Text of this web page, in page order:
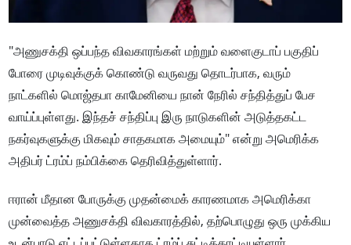
"அணுசக்தி ஒப்பந்த விவகாரங்கள் மற்றும் வளைகுடாப் பகுதிப்
போரை முடிவுக்குக் கொண்டு வருவது தொடர்பாக, வரும்
நாட்களில் மொஜ்தபா காமேனியை நான் நேரில் சந்தித்துப் பேச
வாய்ப்புள்ளது. இந்தச் சந்திப்பு இரு நாடுகளின் அடுத்தகட்ட
நகர்வுகளுக்கு மிகவும் சாதகமாக அமையும்" என்று அமெரிக்க
அதிபர் ட்ரம்ப் நம்பிக்கை தெரிவித்துள்ளார்.
ஈரான் மீதான போருக்கு முதன்மைக் காரணமாக அமெரிக்கா
முன்வைத்த அணுசக்தி விவகாரத்தில், தற்பொழுது ஒரு முக்கிய